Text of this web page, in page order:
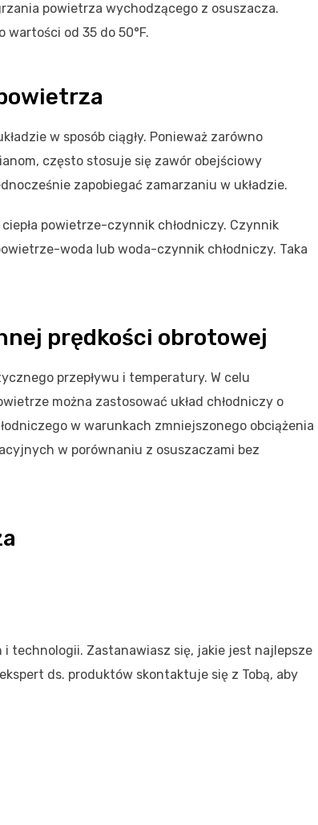
powietrza wychodzącego z osuszacza.
od 35 do 50°F.
w sposób ciągły. Ponieważ zarówno
często stosuje się zawór obejściowy
zapobiegać zamarzaniu w układzie.
powietrze-czynnik chłodniczy. Czynnik
woda lub woda-czynnik chłodniczy. Taka
prędkości obrotowej
przepływu i temperatury. W celu
można zastosować układ chłodniczy o
w warunkach zmniejszonego obciążenia
w porównaniu z osuszaczami bez
technologii. Zastanawiasz się, jakie jest najlepsze
ds. produktów skontaktuje się z Tobą, aby